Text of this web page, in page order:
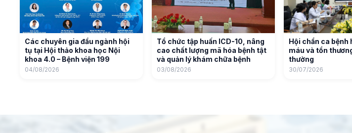
Các chuyên gia đầu ngành hội
tụ tại Hội thảo khoa học Nội
khoa 4.0 – Bệnh viện 199
04/08/2026
Tổ chức tập huấn ICD-10, nâng
cao chất lượng mã hóa bệnh tật
và quản lý khám chữa bệnh
03/08/2026
Hội chẩn ca bệnh
máu và tổn
thường
30/07/2026